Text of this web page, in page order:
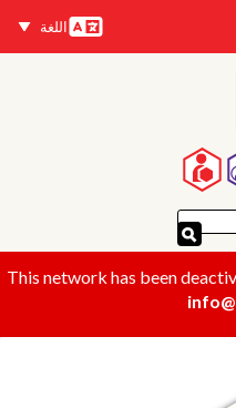
اللغات
اللغة
This network has been